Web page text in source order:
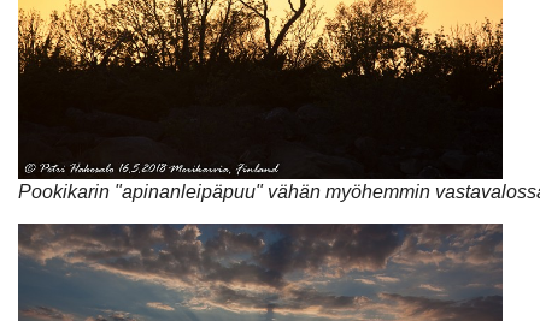
Pookikarin "apinanleipäpuu" vähän myöhemmin